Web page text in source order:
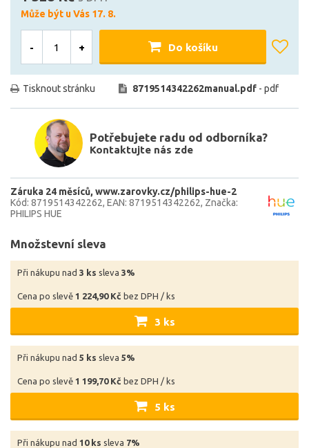
Může být u Vás 17. 8.
- + Do košíku
Tisknout stránku 8719514342262manual.pdf - pdf
Potřebujete radu od odborníka?
Kontaktujte nás zde
Záruka 24 měsíců www.zarovky.cz/philips-hue-2
Kód: 8719514342262 EAN: 8719514342262 Značka:
PHILIPS HUE
Množstevní sleva
Při nákupu nad 3 ks sleva 3%
Cena po slevě 1 224,90 Kč bez DPH / ks
3 ks
Při nákupu nad 5 ks sleva 5%
Cena po slevě 1 199,70 Kč bez DPH / ks
5 ks
Při nákupu nad 10 ks sleva 7%